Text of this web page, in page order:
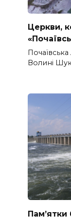
Церкви,
Волині
Пам’ятки